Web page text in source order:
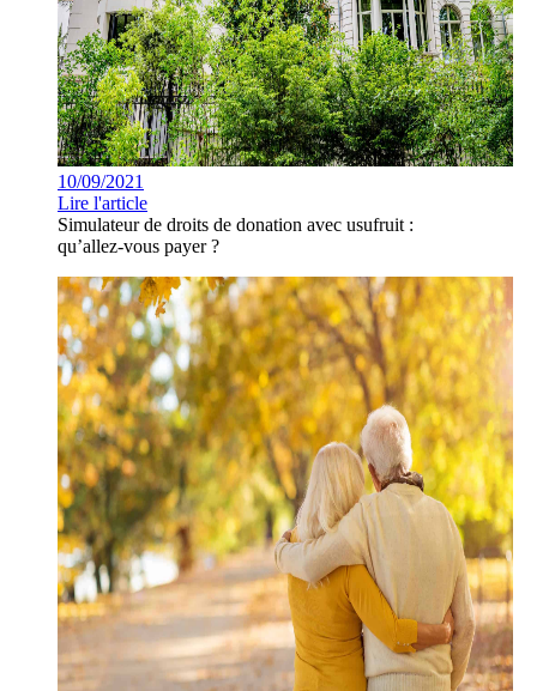
10/09/2021
Lire l'article
Simulateur de droits de donation avec usufruit :
qu’allez-vous payer ?